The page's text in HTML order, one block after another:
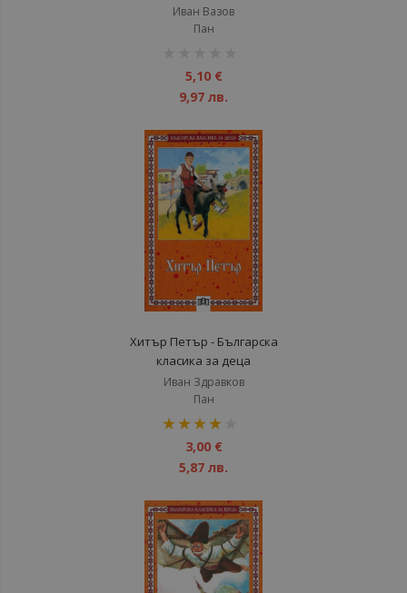
Иван Вазов
Пан
5,10 €
9,97 лв.
Хитър Петър - Българска
класика за деца
Иван Здравков
Пан
рейтинг:
3,00 €
5,87 лв.